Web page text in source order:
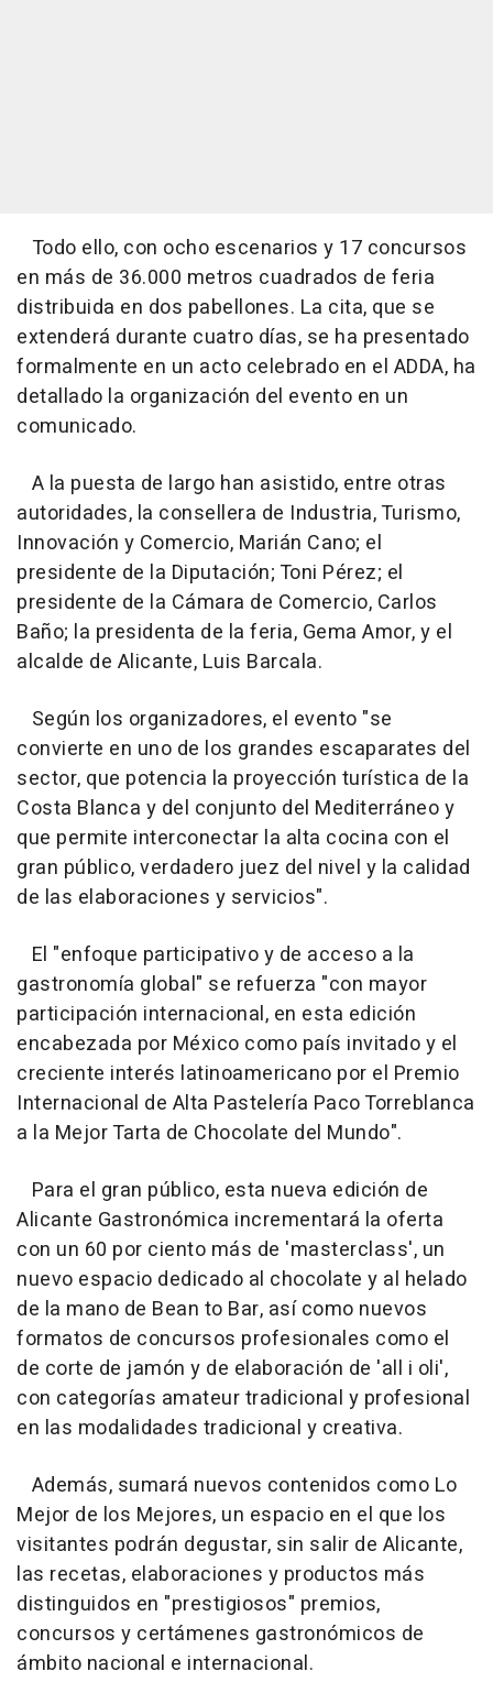
Todo ello, con ocho escenarios y 17 concursos
en más de 36.000 metros cuadrados de feria
distribuida en dos pabellones. La cita, que se
extenderá durante cuatro días, se ha presentado
formalmente en un acto celebrado en el ADDA, ha
detallado la organización del evento en un
comunicado.
A la puesta de largo han asistido, entre otras
autoridades, la consellera de Industria, Turismo,
Innovación y Comercio, Marián Cano; el
presidente de la Diputación; Toni Pérez; el
presidente de la Cámara de Comercio, Carlos
Baño; la presidenta de la feria, Gema Amor, y el
alcalde de Alicante, Luis Barcala.
Según los organizadores, el evento "se
convierte en uno de los grandes escaparates del
sector, que potencia la proyección turística de la
Costa Blanca y del conjunto del Mediterráneo y
que permite interconectar la alta cocina con el
gran público, verdadero juez del nivel y la calidad
de las elaboraciones y servicios".
El "enfoque participativo y de acceso a la
gastronomía global" se refuerza "con mayor
participación internacional, en esta edición
encabezada por México como país invitado y el
creciente interés latinoamericano por el Premio
Internacional de Alta Pastelería Paco Torreblanca
a la Mejor Tarta de Chocolate del Mundo".
Para el gran público, esta nueva edición de
Alicante Gastronómica incrementará la oferta
con un 60 por ciento más de 'masterclass', un
nuevo espacio dedicado al chocolate y al helado
de la mano de Bean to Bar, así como nuevos
formatos de concursos profesionales como el
de corte de jamón y de elaboración de 'all i oli',
con categorías amateur tradicional y profesional
en las modalidades tradicional y creativa.
Además, sumará nuevos contenidos como Lo
Mejor de los Mejores, un espacio en el que los
visitantes podrán degustar, sin salir de Alicante,
las recetas, elaboraciones y productos más
distinguidos en "prestigiosos" premios,
concursos y certámenes gastronómicos de
ámbito nacional e internacional.